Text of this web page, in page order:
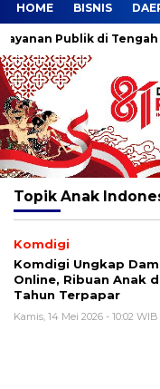
HOME BISNIS
Publik di Tengah
Topik Anak
Komdigi
Komdigi Ungkap
Online, Ribuan Anak
Tahun Terpapar
Kamis, 14 Mei 2026 - 10:02 WIB